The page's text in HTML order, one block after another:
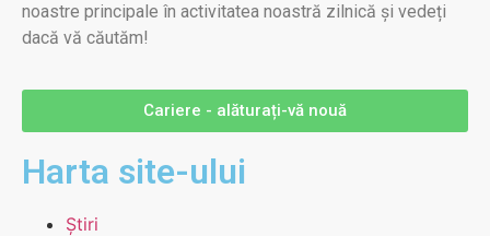
noastre principale în activitatea noastră zilnică și vedeți
dacă vă căutăm!
Cariere - alăturați-vă nouă
Harta site-ului
Știri